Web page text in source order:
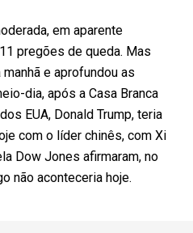
em aparente
pregões de queda. Mas
e aprofundou as
dia, após a Casa Branca
EUA, Donald Trump, teria
com o líder chinês, com Xi
Dow Jones afirmaram, no
não aconteceria hoje.